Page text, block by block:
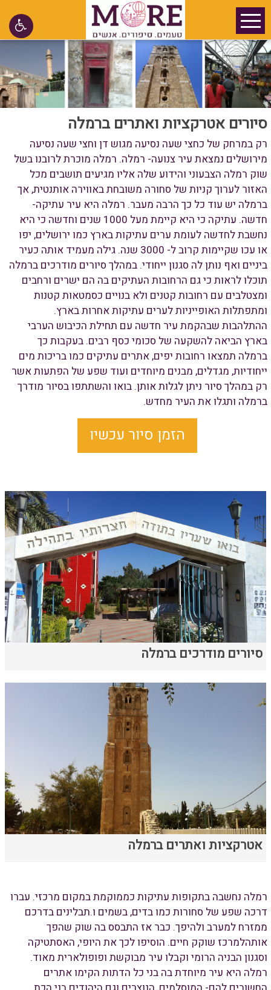
סיורים אטרקציות ואתרים ברמלה
רק במרחק של כחצי שעה נסיעה מגוש דן וחצי שעה נסיעה
מירושלים נמצאת עיר צנועה- רמלה. רמלה מוכרת לרובנו בשל
שוק רמלה הצבעוני והידוע שלה אליו מגיעים תושבים מכל
האזור לערוך קניות של סחורה משובחת באווירה אותנטית, אך
ברמלה יש עוד כל כך הרבה מעבר. רמלה היא עיר עתיקה-
חדשה. עתיקה כי היא קיימת מעל 1000 שנים וחדשה כי היא
נחשבת לחדשה לעומת ערים עתיקות בארץ כמו ירושלים, יפו
או עכו שקיימות קרוב ל- 3000 שנה. גילה מעמיד אותה כעיר
ביניים ואף נותן לה סגנון ייחודי. במהלך סיורים מודרכים ברמלה
תוכלו לראות כי גם הרחובות העתיקים בה הם ישרים ורחבים
ומצטלבים עם רחובות קטנים ולא בנויים כסמטאות קטנות
ומתפתלות האופייניות לערים עתיקות אחרות בארץ.
ההתלהבות שבהקמת עיר חדשה עם תחילת הכיבוש הערבי
בארץ הביאה להשקעה של סכומי כסף רבים. בעקבות כך
ברמלה תמצאו רחובות יפים, אתרים עתיקים כמו בריכות מים
ייחודיות, מגדלים, מבנים מיוחדים ועוד שפע של הפתעות אשר
רק במהלך סיור ניתן לגלות אותן. בואו והשתתפו בסיור מודרך
ברמלה ותגלו את העיר מחדש.
הזמן סיור עכשיו
סיורים מודרכים ברמלה
אטרקציות ואתרים ברמלה
רמלה נחשבה בתקופות עתיקות כממוקמת במקום מרכזי. עברו
דרכה שפע של סחורות כמו בדים, בשמים ו.תבלינים בדרכם
ממזרח למערב ולהיפך. כבר אז התבסס בה שוק שהפך
אותהלמרכז שוקק חיים. הוסיפו לכך את היופי, האסתטיקה
וסגנון הבניה הרומי וקבלו עיר מבוקשת ופופולארית מאוד.
רמלה היא עיר מיוחדת בה בני כל הדתות הקימו אתרים